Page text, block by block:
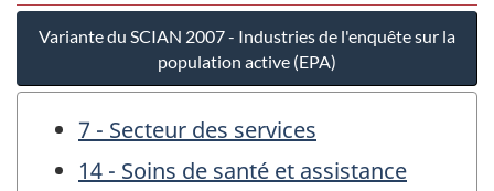
Variante du SCIAN 2007 - Industries de l'enquête sur la
population active (EPA)
7 - Secteur des services
14 - Soins de santé et assistance